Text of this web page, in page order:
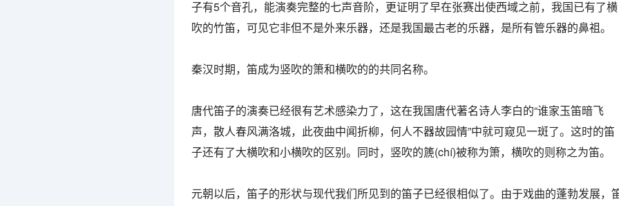
子有5个音孔，能演奏完整的七声音阶，更证明了早在张赛出使西域之前，我国已有了横
吹的竹笛，可见它非但不是外来乐器，还是我国最古老的乐器，是所有管乐器的鼻祖。
秦汉时期，笛成为竖吹的箫和横吹的的共同名称。
唐代笛子的演奏已经很有艺术感染力了，这在我国唐代著名诗人李白的“谁家玉笛暗飞
声，散人春风满洛城，此夜曲中闻折柳，何人不器故园情”中就可窥见一斑了。这时的笛
子还有了大横吹和小横吹的区别。同时，竖吹的篪(chí)被称为箫，横吹的则称之为笛。
元朝以后，笛子的形状与现代我们所见到的笛子已经很相似了。由于戏曲的蓬勃发展，